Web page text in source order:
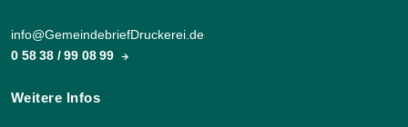
info@GemeindebriefDruckerei.de
0 58 38 / 99 08 99
Weitere Infos